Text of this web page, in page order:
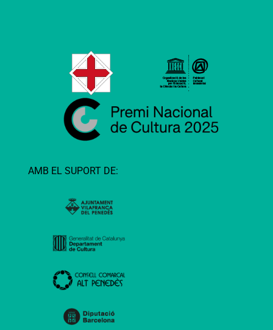
AMB EL SUPORT DE: